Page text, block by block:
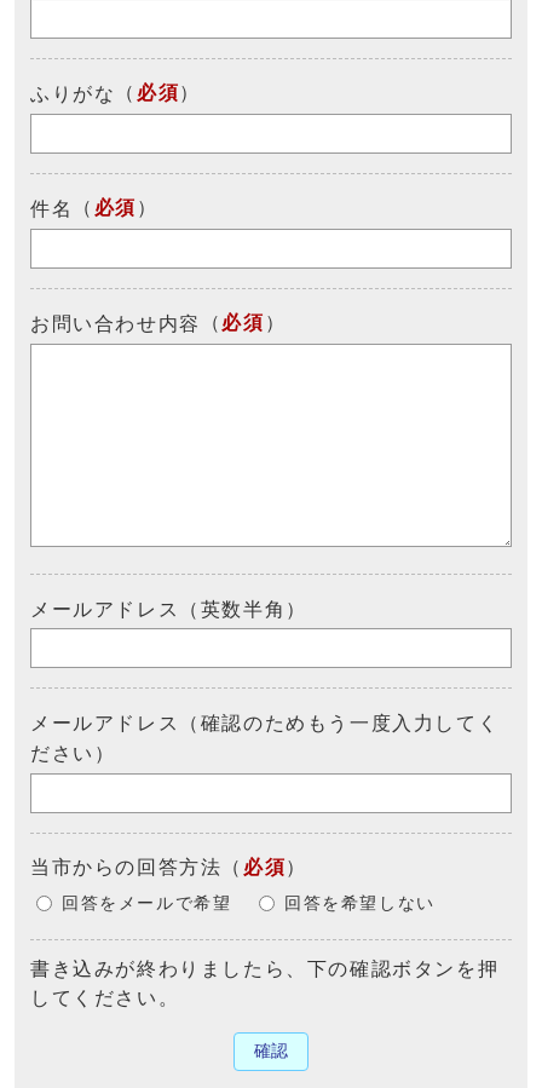
ふりがな （ 必須）
件名 （ 必須 ）
お問い合わせ内容 （ 必須 ）
メールアドレス（英数半角）
メールアドレス（確認のためもう一度入力してく
ださい）
当市からの回答方法 （ 必須）
回答をメールで希望 回答を希望しない
書き込みが終わりましたら、下の確認ボタンを押
してください。
確認